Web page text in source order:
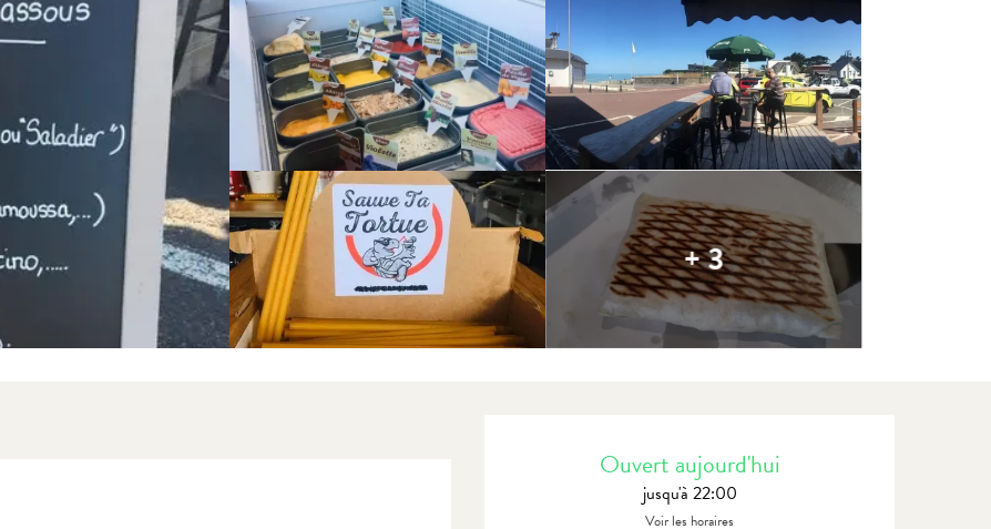
+ 3
Ouverture et coordonnées
Ouvert aujourd'hui
jusqu'à 22:00
Voir les horaires